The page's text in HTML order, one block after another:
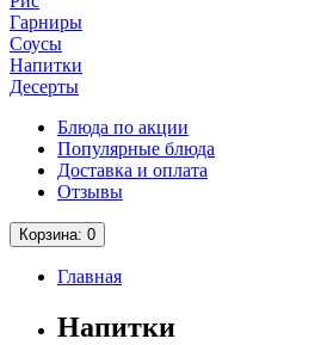
Гарниры
Соусы
Напитки
Десерты
Блюда по акции
Популярные блюда
Доставка и оплата
Отзывы
Корзина: 0
Главная
Напитки